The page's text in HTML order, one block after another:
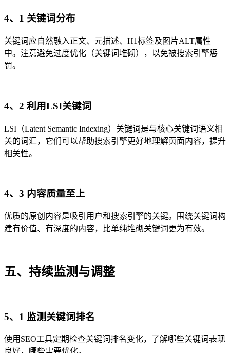
4、1 关键词分布
关键词应自然融入正文、元描述、H1标签及图片ALT属性
中。注意避免过度优化（关键词堆砌），以免被搜索引擎惩
罚。
4、2 利用LSI关键词
LSI（Latent Semantic Indexing）关键词是与核心关键词语义相
关的词汇，它们可以帮助搜索引擎更好地理解页面内容，提升
相关性。
4、3 内容质量至上
优质的原创内容是吸引用户和搜索引擎的关键。围绕关键词构
建有价值、有深度的内容，比单纯堆砌关键词更为有效。
五、持续监测与调整
5、1 监测关键词排名
使用SEO工具定期检查关键词排名变化，了解哪些关键词表现